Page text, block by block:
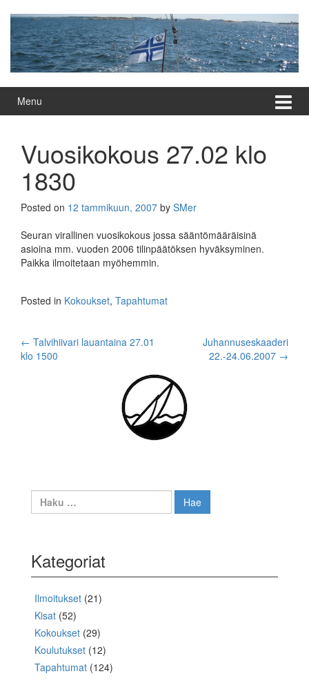
content
main
menu
Menu
Vuosikokous 27.02 klo
1830
Posted on 12 tammikuun, 2007 by SMer
Seuran virallinen vuosikokous jossa sääntömääräisinä
asioina mm. vuoden 2006 tilinpäätöksen hyväksyminen.
Paikka ilmoitetaan myöhemmin.
Posted in Kokoukset, Tapahtumat
Post
navigation
← Talvihiivari lauantaina 27.01
klo 1500
Juhannuseskaaderi
22.-24.06.2007 →
Haku:
Kategoriat
Ilmoitukset (21)
Kisat (52)
Kokoukset (29)
Koulutukset (12)
Tapahtumat (124)